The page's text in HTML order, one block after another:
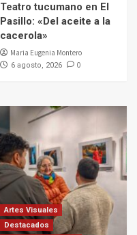
Teatro tucumano en El
Pasillo: «Del aceite a la
cacerola»
Maria Eugenia Montero
6 agosto, 2026 0
Artes Visuales
Destacados